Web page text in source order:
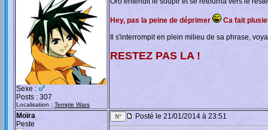
Sexe :
Posts : 307
Localisation : Temple Wars
Hey, pas la peine de déprimer
Ca fait
Il s'interrompit en plein milieu de sa phrase,
RESTEZ PAS LA !
Moïra
Peste
Posté le 21/01/2014 à 23:51